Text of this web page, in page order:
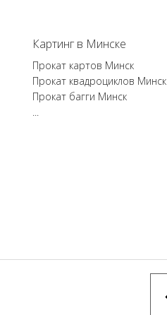
Картинг в Минске
Прокат картов Минск
Прокат квадроциклов Минск
Прокат багги Минск
...